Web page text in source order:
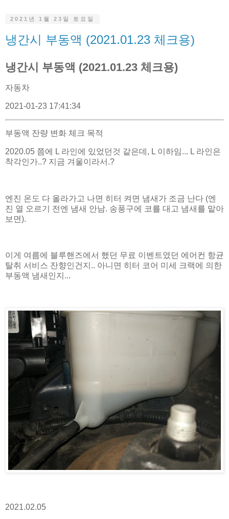
2021년 1월 23일 토요일
냉간시 부동액 (2021.01.23 체크용)
냉간시 부동액 (2021.01.23 체크용)
자동차
2021-01-23 17:41:34
부동액 잔량 변화 체크 목적
2020.05 쯤에 L 라인에 있었던것 같은데, L 이하임... L 라인은
착각인가..? 지금 겨울이라서.?
엔진 온도 다 올라가고 나면 히터 켜면 냄새가 조금 난다 (엔
진 열 오르기 전엔 냄새 안남. 송풍구에 코를 대고 냄새를 맡아
보면).
이게 여름에 블루핸즈에서 했던 무료 이벤트였던 에어컨 항균
탈취 서비스 잔향인건지.. 아니면 히터 코어 미세 크랙에 의한
부동액 냄새인지...
2021.02.05